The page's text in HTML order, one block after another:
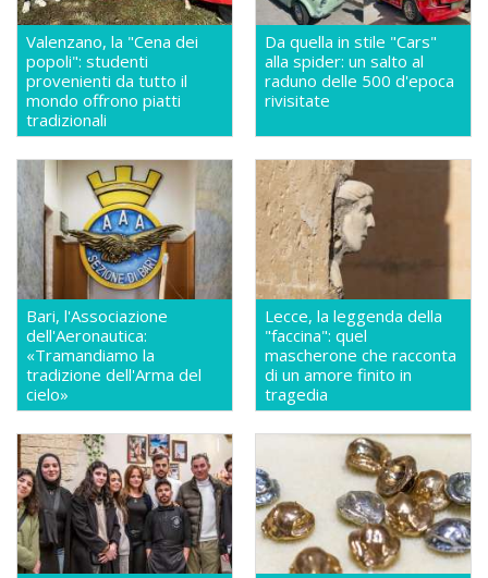
Valenzano, la "Cena dei
popoli": studenti
provenienti da tutto il
mondo offrono piatti
tradizionali
Da quella in stile "Cars"
alla spider: un salto al
raduno delle 500 d'epoca
rivisitate
Bari, l'Associazione
dell'Aeronautica:
«Tramandiamo la
tradizione dell'Arma del
cielo»
Lecce, la leggenda della
"faccina": quel
mascherone che racconta
di un amore finito in
tragedia